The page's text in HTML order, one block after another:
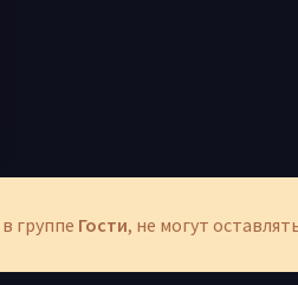
группе Гости, не могут